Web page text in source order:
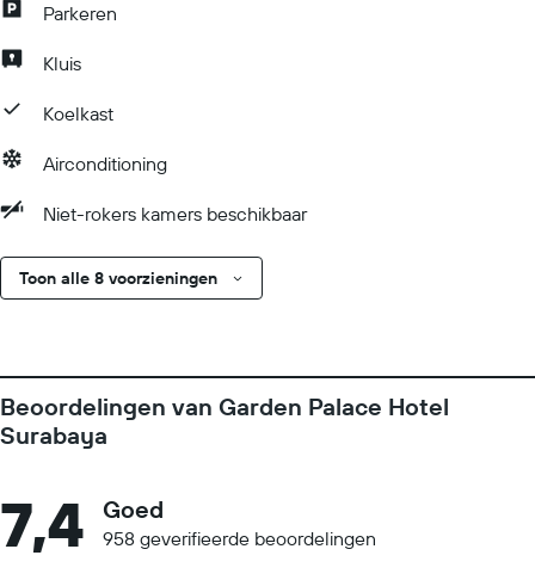
Parkeren
Kluis
Koelkast
Airconditioning
Niet-rokers kamers beschikbaar
Toon alle 8 voorzieningen
Beoordelingen van Garden Palace Hotel
Surabaya
7,4 Goed
958 geverifieerde beoordelingen